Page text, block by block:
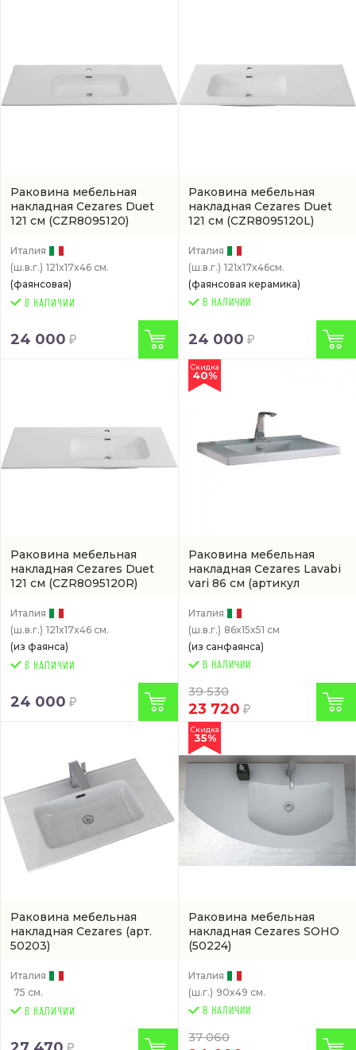
Раковина мебельная
накладная Cezares Duet
121 см (CZR8095120)
Италия
(ш.в.г.) 121x17x46 см.
(фаянсовая)
24 000
Раковина мебельная
накладная Cezares Duet
121 см (CZR8095120L)
Италия
(ш.в.г.) 121x17x46см.
(фаянсовая керамика)
В НАЛИЧИИ
24 000
Раковина мебельная
накладная Cezares Duet
121 см (CZR8095120R)
Италия
(ш.в.г.) 121x17x46 см.
(из фаянса)
24 000
Раковина мебельная
накладная Cezares Lavabi
vari 86 см (артикул
Скидка
40%
Италия
(ш.в.г.) 86x15x51 см
(из санфаянса)
В НАЛИЧИИ
39 530
23 720
Раковина мебельная
накладная Cezares (арт.
50203)
Италия
75 см.
Раковина мебельная
накладная Cezares SOHO
(50224)
Скидка
35%
Италия
(ш.г.) 90x49 см.
В НАЛИЧИИ
37 060